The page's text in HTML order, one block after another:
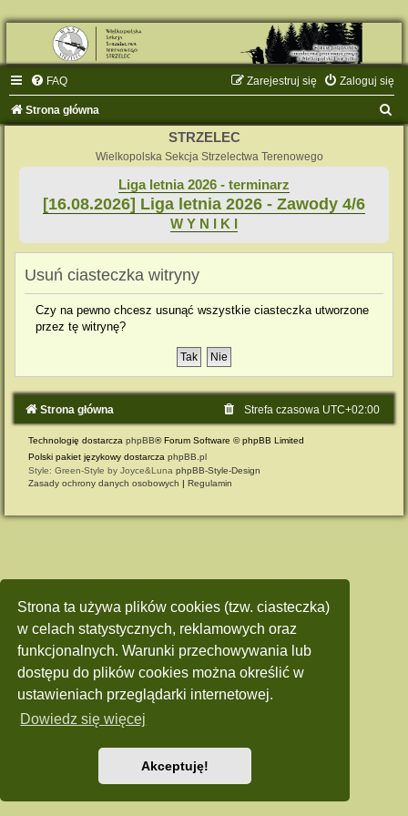
Strona ta używa plików cookies (tzw. ciasteczka)
w celach statystycznych, reklamowych oraz
funkcjonalnych. Warunki przechowywania lub
dostępu do plików cookies można określić w
ustawieniach przeglądarki internetowej.
Dowiedz się więcej
Akceptuję!
FAQ Zaloguj się
Zarejestruj się
Strona główna
STRZELEC
Wielkopolska Sekcja Strzelectwa Terenowego
Liga letnia 2026 - terminarz
[16.08.2026] Liga letnia 2026 - Zawody 4/6
W Y N I K I
Usuń ciasteczka witryny
Czy na pewno chcesz usunąć wszystkie ciasteczka utworzone
przez tę witrynę?
Strona główna Strefa czasowa UTC+02:00
Technologię dostarcza phpBB® Forum Software © phpBB Limited
Polski pakiet językowy dostarcza phpBB.pl
Style: Green-Style by Joyce&Luna phpBB-Style-Design
Zasady ochrony danych osobowych | Regulamin